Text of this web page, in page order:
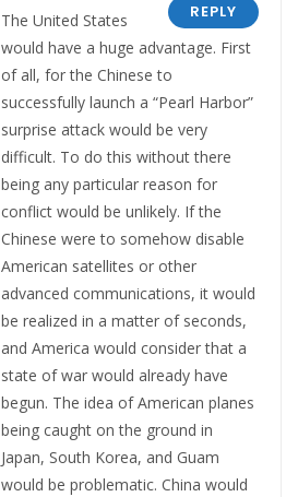
REPLY
The United States
would have a huge advantage. First
of all, for the Chinese to
successfully launch a “Pearl Harbor”
surprise attack would be very
difficult. To do this without there
being any particular reason for
conflict would be unlikely. If the
Chinese were to somehow disable
American satellites or other
advanced communications, it would
be realized in a matter of seconds,
and America would consider that a
state of war would already have
begun. The idea of American planes
being caught on the ground in
Japan, South Korea, and Guam
would be problematic. China would